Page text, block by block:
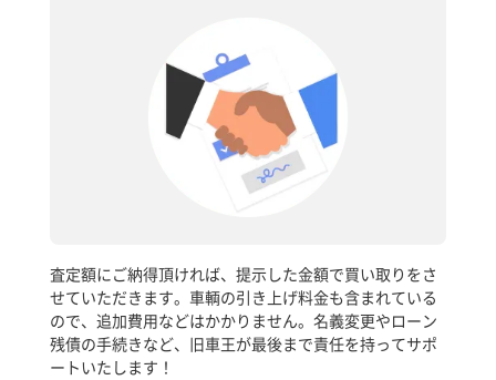
査定額にご納得頂ければ、提示した金額で買い取りをさ
せていただきます。車輌の引き上げ料金も含まれている
ので、追加費用などはかかりません。名義変更やローン
残債の手続きなど、旧車王が最後まで責任を持ってサポ
ートいたします！